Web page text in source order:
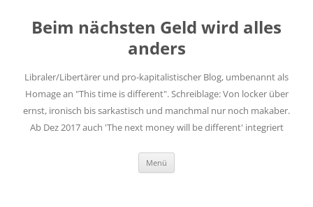
springen
Beim nächsten Geld wird alles
anders
Libraler/Libertärer und pro-kapitalistischer Blog, umbenannt als
Homage an "This time is different". Schreiblage: Von locker über
ernst, ironisch bis sarkastisch und manchmal nur noch makaber.
Ab Dez 2017 auch 'The next money will be different' integriert
Menü